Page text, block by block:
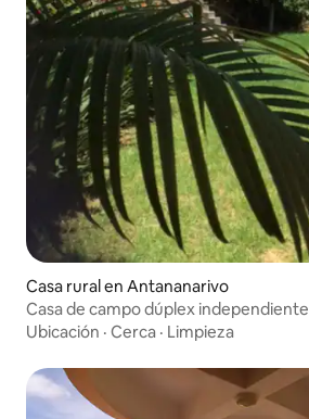
Casa rural en Antananarivo
Casa de campo dúplex independiente
Ubicación · Cerca · Limpieza